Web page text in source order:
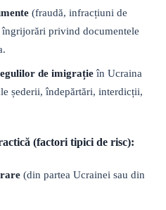
(fraudă, infracțiuni de
privind documentele
de imigrațieîn Ucraina
șederii, îndepărtări, interdicții,
(factori tipici de risc):
(din partea Ucrainei sau din